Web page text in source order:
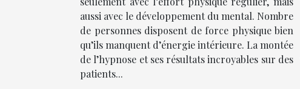
aussi avec le développement du mental. Nombre
de personnes disposent de force physique bien
qu’ils manquent d’énergie intérieure. La montée
de l’hypnose et ses résultats incroyables sur des
patients...